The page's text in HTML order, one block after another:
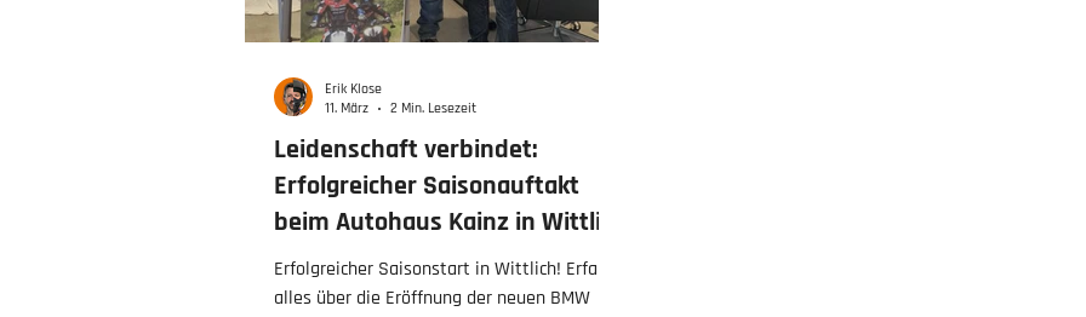
Leidenschaft verbindet:
Erfolgreicher Saisonauftakt
beim Autohaus Kainz in Wittlich
🏍️💨
Erfolgreicher Saisonstart in Wittlich! Erfahre
alles über die Eröffnung der neuen BMW
Erik Klose
11. März
2 Min. Lesezeit